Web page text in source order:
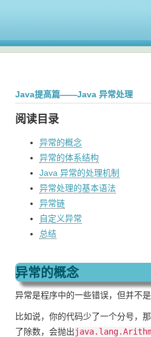
Java提高篇——Java 异常处理
阅读目录
异常的概念
异常的体系结构
Java 异常的处理机制
异常处理的基本语法
异常链
自定义异常
总结
异常的概念
异常是程序中的一些错误，但并不
比如说，你的代码少了一个分号，
了除数，会抛出